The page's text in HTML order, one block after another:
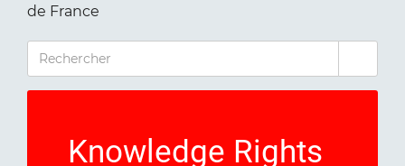
de France
RECHERCHER
Knowledge Rights